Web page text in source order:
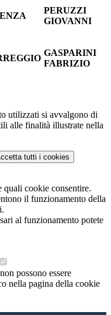
PERUZZI
GIOVANNI
GASPARINI
FABRIZIO
utilizzati si avvalgono di
alle finalità illustrate nella
tutti i cookies
quali cookie consentire.
il funzionamento della
al funzionamento potete
possono essere
nella pagina della cookie